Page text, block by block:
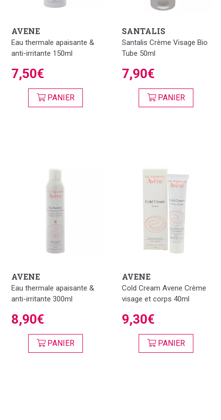
AVENE
Eau thermale apaisante &
anti-irritante 150ml
7,50€
PANIER
SANTALIS
Santalis Crème Visage Bio
Tube 50ml
7,90€
PANIER
AVENE
Eau thermale apaisante &
anti-irritante 300ml
8,90€
PANIER
AVENE
Cold Cream Avene Crème
visage et corps 40ml
9,30€
PANIER